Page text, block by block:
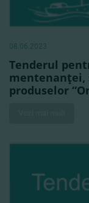
08.06.2023
Tenderul
mentenanţei,
produselor